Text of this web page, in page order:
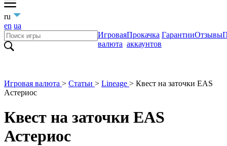
ru
en ua
Игровая
валюта
Прокачка
аккаунтов
ГарантииОтзывы
Игровая валюта > Статьи > Lineage > Квест на заточки EAS
Астериос
Квест на заточки EAS
Астериос